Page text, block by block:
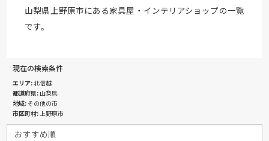
山梨県上野原市にある家具屋・インテリアショップの一覧
です。
現在の検索条件
エリア 北信越
都道府県 山梨県
地域 その他の市
市区町村 上野原市